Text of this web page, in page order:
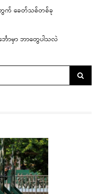
တွက် ခေတ်သစ်တစ်ခု
ဘောမှာ ဘာတွေပါသလဲ